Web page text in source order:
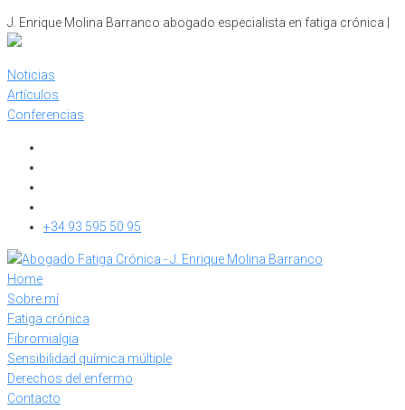
Skip
to
J. Enrique Molina Barranco abogado especialista en fatiga crónica |
Noticias
Artículos
Conferencias
+34 93 595 50 95
Home
Sobre mí
Fatiga crónica
Fibromialgia
Sensibilidad química múltiple
Derechos del enfermo
Contacto